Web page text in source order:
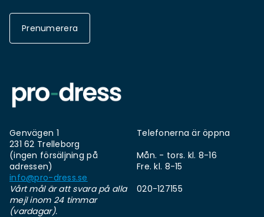
Prenumerera
Genvägen 1
231 62 Trelleborg
(ingen försäljning på
adressen)
info@pro-dress.se
Vårt mål är att svara på alla
mejl inom 24 timmar
(vardagar).
Telefonerna är öppna
Mån. - tors. kl. 8-16
Fre. kl. 8-15
020-127155